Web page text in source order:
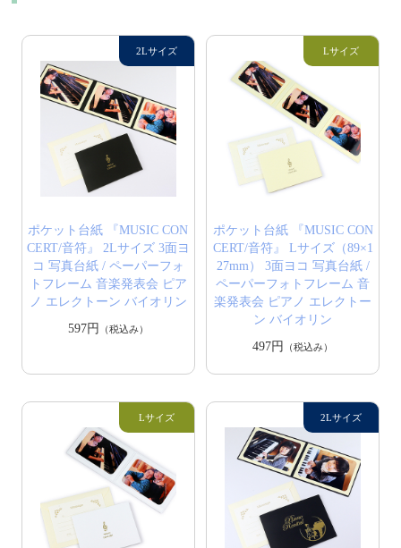
ポケット台紙 『MUSIC CON
CERT/音符』 2Lサイズ 3面ヨ
コ 写真台紙 / ペーパーフォ
トフレーム 音楽発表会 ピア
ノ エレクトーン バイオリン
597円
（税込み）
ポケット台紙 『MUSIC CON
CERT/音符』 Lサイズ（89×1
27mm） 3面ヨコ 写真台紙 /
ペーパーフォトフレーム 音
楽発表会 ピアノ エレクトー
ン バイオリン
497円
（税込み）